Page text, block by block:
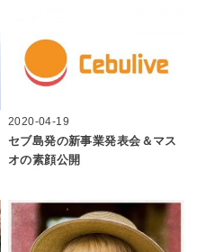
2020-04-19
セブ島発の新事業発表会＆マス
オの素顔公開